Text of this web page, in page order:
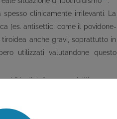
clinicamente irrilevanti. La
[es. antisettici come il povidone-
anche gravi, soprattutto in
utilizzati valutandone questo
(ASA, diclofenac, penicilline, ecc.)
specialista, ma in particolari